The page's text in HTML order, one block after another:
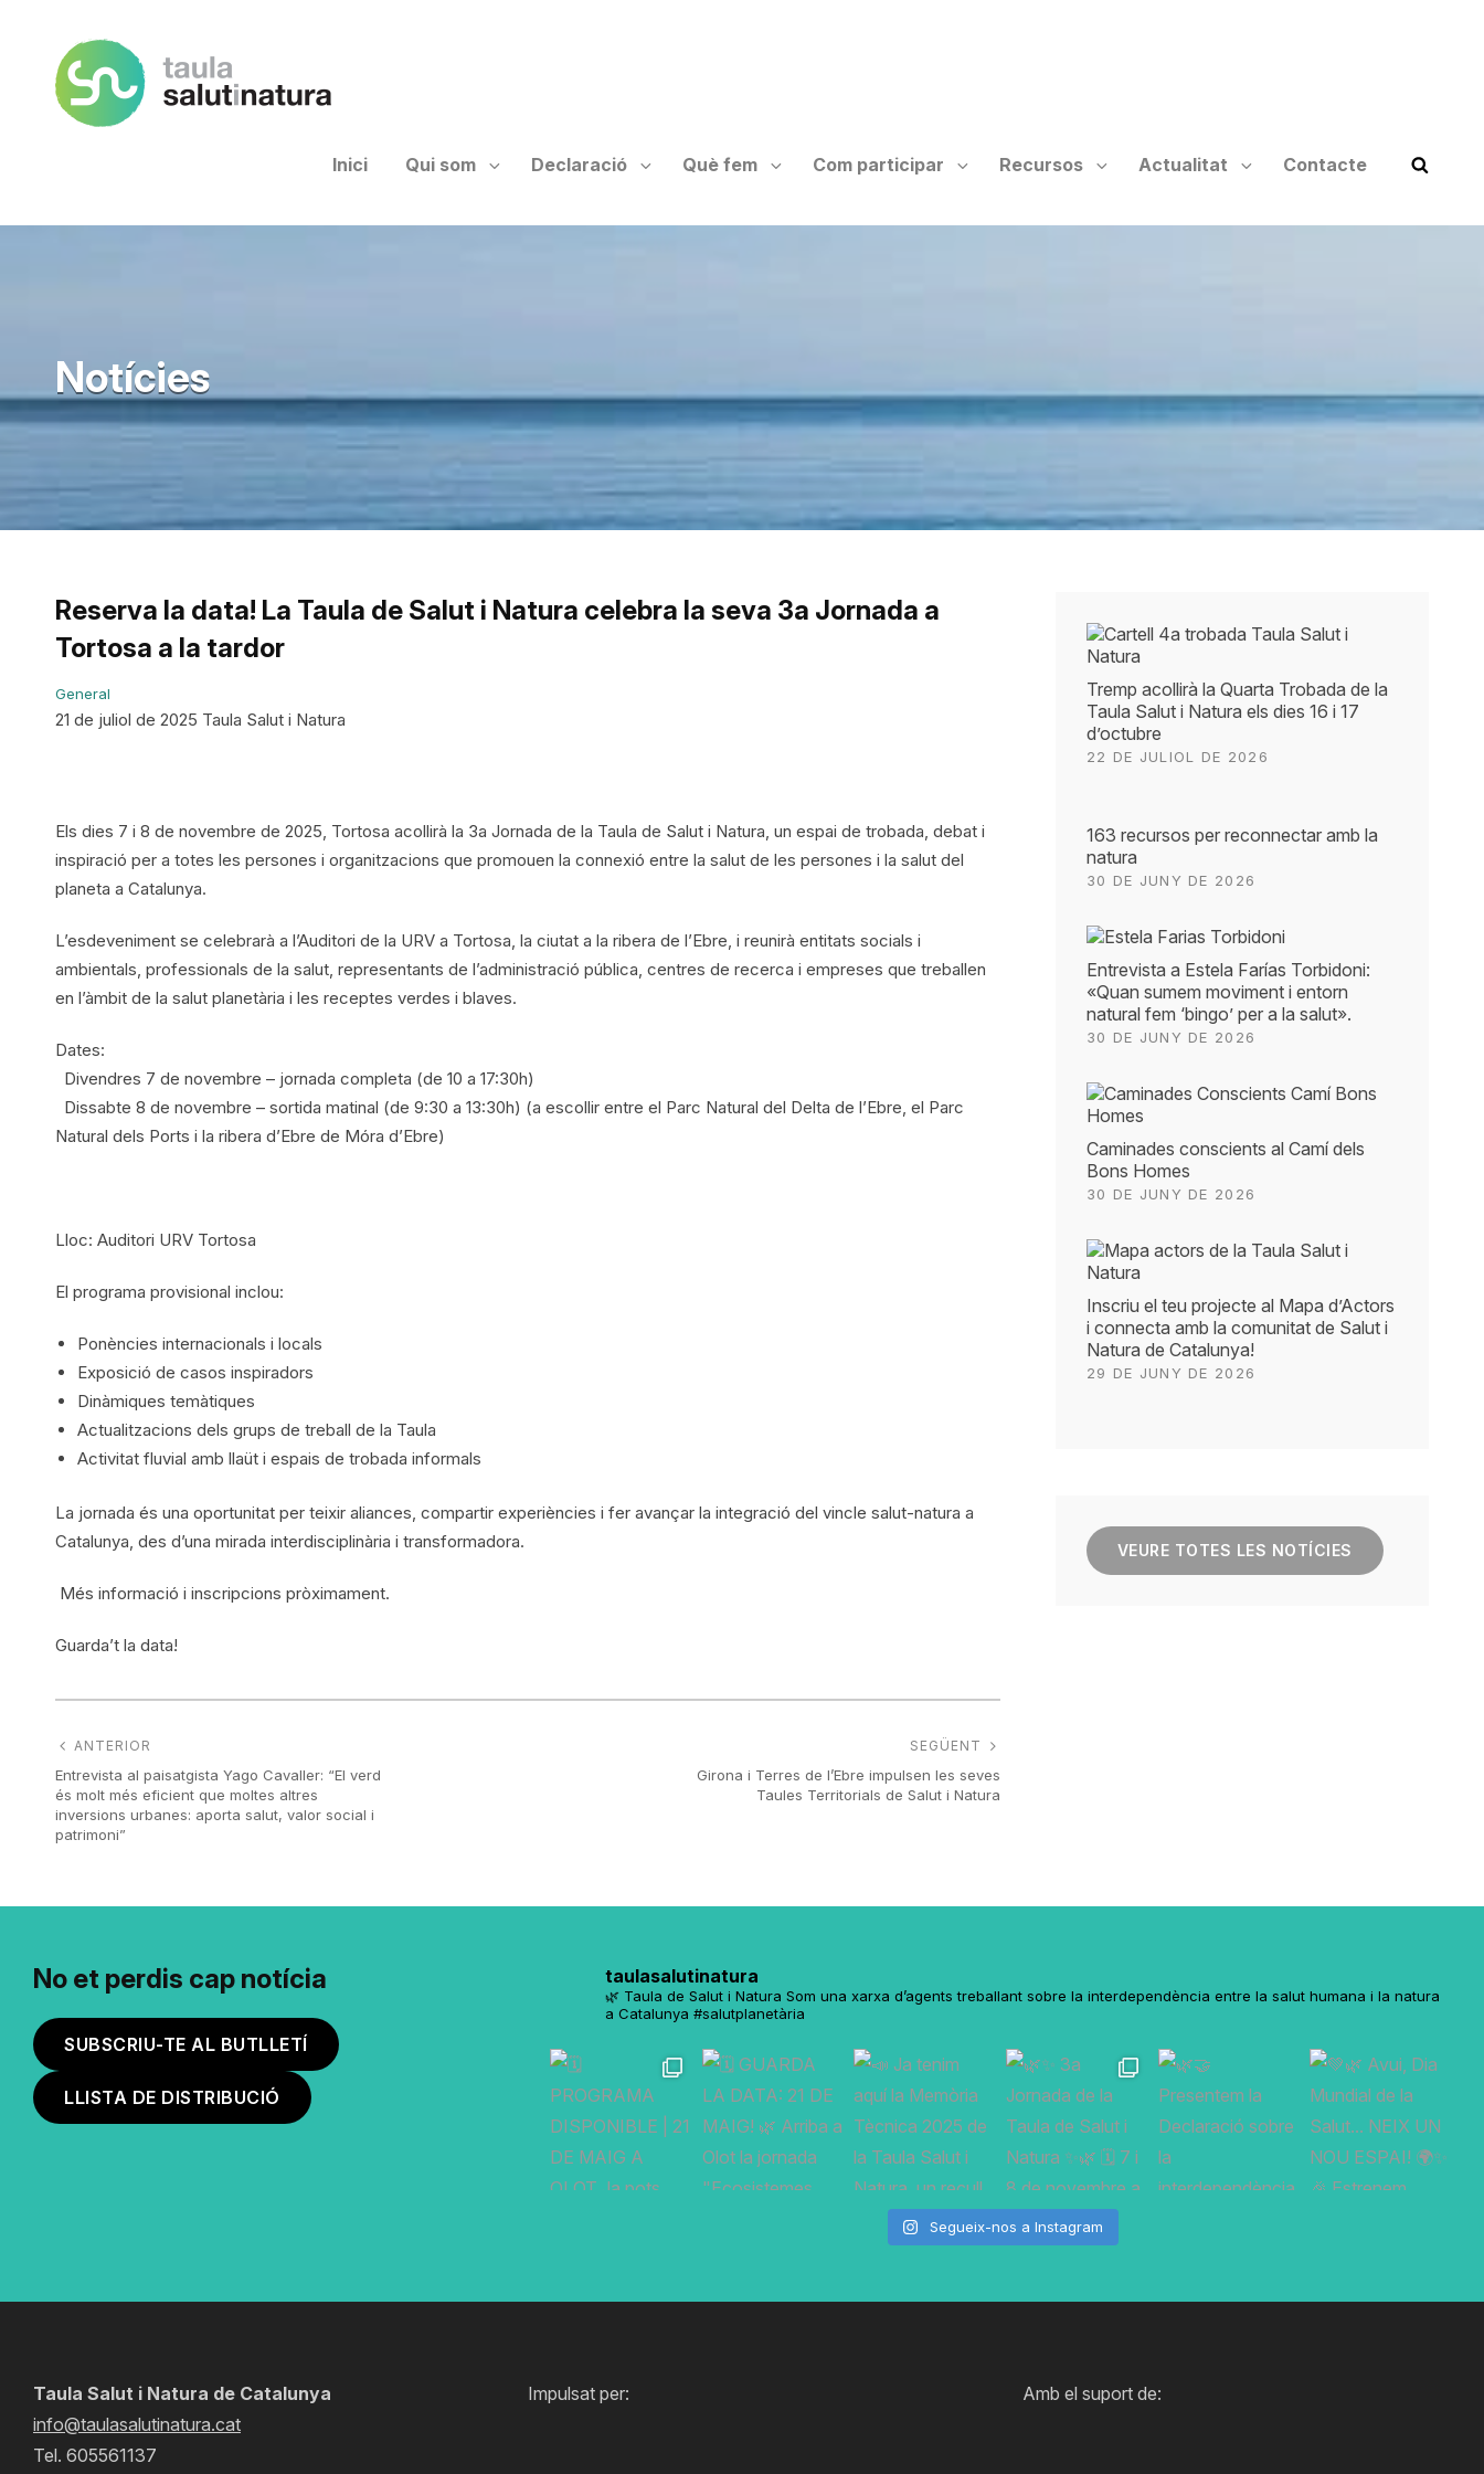
Taula Salut I Natura
Inici Qui som Declaració Què fem Com participar Recursos Actualitat Contacte
Notícies
Reserva la data! La Taula de Salut i Natura celebra la seva 3a Jornada a
Tortosa a la tardor
General
21 de juliol de 2025 Taula Salut i Natura
Els dies 7 i 8 de novembre de 2025, Tortosa acollirà la 3a Jornada de la Taula de Salut i Natura, un espai de trobada, debat i
inspiració per a totes les persones i organitzacions que promouen la connexió entre la salut de les persones i la salut del
planeta a Catalunya.
L’esdeveniment se celebrarà a l’Auditori de la URV a Tortosa, la ciutat a la ribera de l’Ebre, i reunirà entitats socials i
ambientals, professionals de la salut, representants de l’administració pública, centres de recerca i empreses que treballen
en l’àmbit de la salut planetària i les receptes verdes i blaves.
Dates:
Divendres 7 de novembre – jornada completa (de 10 a 17:30h)
Dissabte 8 de novembre – sortida matinal (de 9:30 a 13:30h) (a escollir entre el Parc Natural del Delta de l’Ebre, el Parc
Natural dels Ports i la ribera d’Ebre de Móra d’Ebre)
Lloc: Auditori URV Tortosa
El programa provisional inclou:
Ponències internacionals i locals
Exposició de casos inspiradors
Dinàmiques temàtiques
Actualitzacions dels grups de treball de la Taula
Activitat fluvial amb llaüt i espais de trobada informals
La jornada és una oportunitat per teixir aliances, compartir experiències i fer avançar la integració del vincle salut-natura a
Catalunya, des d’una mirada interdisciplinària i transformadora.
Més informació i inscripcions pròximament.
Guarda’t la data!
ANTERIOR
Entrevista al paisatgista Yago Cavaller: “El verd
és molt més eficient que moltes altres
inversions urbanes: aporta salut, valor social i
patrimoni”
SEGÜENT
Girona i Terres de l’Ebre impulsen les seves
Taules Territorials de Salut i Natura
Tremp acollirà la Quarta Trobada de la
Taula Salut i Natura els dies 16 i 17
d’octubre
22 DE JULIOL DE 2026
163 recursos per reconnectar amb la
natura
30 DE JUNY DE 2026
Entrevista a Estela Farías Torbidoni:
«Quan sumem moviment i entorn
natural fem ‘bingo’ per a la salut».
30 DE JUNY DE 2026
Caminades conscients al Camí dels
Bons Homes
30 DE JUNY DE 2026
Inscriu el teu projecte al Mapa d’Actors
i connecta amb la comunitat de Salut i
Natura de Catalunya!
29 DE JUNY DE 2026
VEURE TOTES LES NOTÍCIES
No et perdis cap notícia
SUBSCRIU-TE AL BUTLLETÍ
LLISTA DE DISTRIBUCIÓ
taulasalutinatura
🌿 Taula de Salut i Natura Som una xarxa d’agents treballant sobre la interdependència entre la salut humana i la natura
a Catalunya #salutplanetària
Segueix-nos a Instagram
Taula Salut i Natura de Catalunya
info@taulasalutinatura.cat
Tel. 605561137
Impulsat per: Amb el suport de: